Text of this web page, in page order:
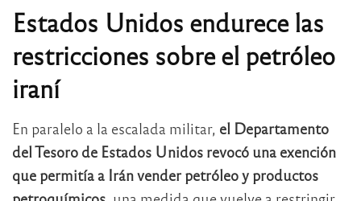
Estados Unidos endurece las
restricciones sobre el petróleo
iraní
En paralelo a la escalada militar, el Departamento
del Tesoro de Estados Unidos revocó una exención
que permitía a Irán vender petróleo y productos